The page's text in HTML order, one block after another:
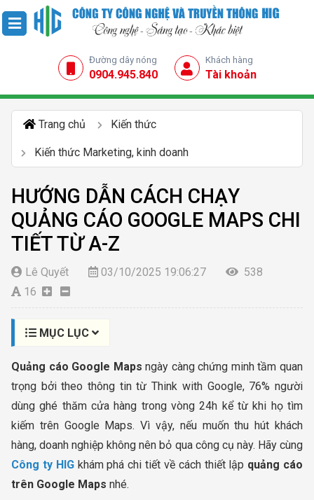
Đường dây nóng
0904.945.840
Khách hàng
Tài khoản
Trang chủ Kiến thức
Kiến thức Marketing, kinh doanh
HƯỚNG DẪN CÁCH CHẠY
QUẢNG CÁO GOOGLE MAPS CHI
TIẾT TỪ A-Z
Lê Quyết 03/10/2025 19:06:27
538
16
MỤC LỤC
Quảng cáo Google Maps ngày càng chứng minh tầm quan
trọng bởi theo thông tin từ Think with Google, 76% người
dùng ghé thăm cửa hàng trong vòng 24h kể từ khi họ tìm
kiếm trên Google Maps. Vì vậy, nếu muốn thu hút khách
hàng, doanh nghiệp không nên bỏ qua công cụ này. Hãy cùng
Công ty HIGkhám phá chi tiết về cách thiết lập quảng cáo
trên Google Maps nhé.